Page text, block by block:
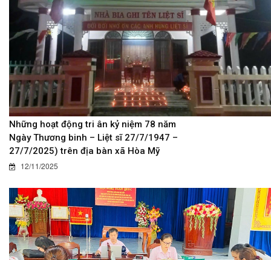
Những hoạt động tri ân kỷ niệm 78 năm
Ngày Thương binh – Liệt sĩ 27/7/1947 –
27/7/2025) trên địa bàn xã Hòa Mỹ
12/11/2025